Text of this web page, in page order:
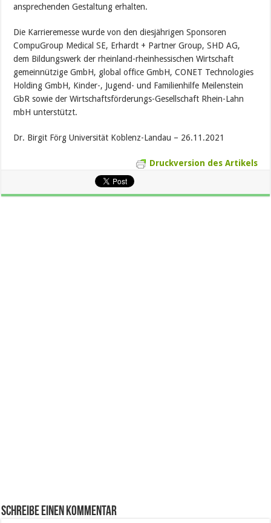
ansprechenden Gestaltung erhalten.
Die Karrieremesse wurde von den diesjährigen Sponsoren
CompuGroup Medical SE, Erhardt + Partner Group, SHD AG,
dem Bildungswerk der rheinland-rheinhessischen Wirtschaft
gemeinnützige GmbH, global office GmbH, CONET Technologies
Holding GmbH, Kinder-, Jugend- und Familienhilfe Meilenstein
GbR sowie der Wirtschaftsförderungs-Gesellschaft Rhein-Lahn
mbH unterstützt.
Dr. Birgit Förg Universität Koblenz-Landau – 26.11.2021
Druckversion des Artikels
Schreibe einen Kommentar